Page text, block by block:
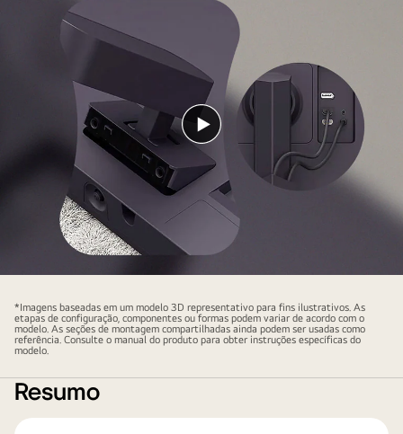
Reproduzir
vídeo
*Imagens baseadas em um modelo 3D representativo para fins ilustrativos. As
etapas de configuração, componentes ou formas podem variar de acordo com o
modelo. As seções de montagem compartilhadas ainda podem ser usadas como
referência. Consulte o manual do produto para obter instruções específicas do
modelo.
Resumo